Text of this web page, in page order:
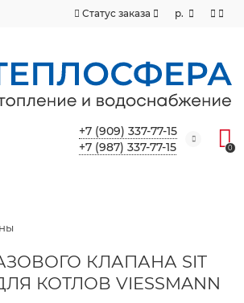
р.
Статус заказа
+7 (909) 337-77-15
+7 (987) 337-77-15
0
КЛАПАНА SIT
КОТЛОВ VIESSMANN